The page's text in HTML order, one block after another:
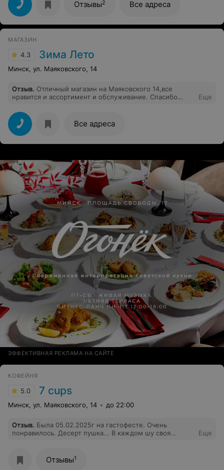
Отзывы2 Все адреса
МАГАЗИН
4.3 Зима Лето
Минск, ул. Маяковского, 14
Отзыв. Отличный магазин на Маяковского 14,все
нравится и ассортимент и обслуживание. Спасибо
Еще
Все адреса
ЭФФЕКТИВНАЯ РЕКЛАМА НА САЙТЕ
КОФЕЙНЯ
5.0 7 cups
Минск, ул. Маяковского, 14 до 22:00
Отзыв. Была 05.02.2025г на гастофесте. Очень
понравилось. Десерт пушка... В каждом шу своя
сладко. Кофе с приятной кислинкой, которая прекрасно
сочетается с десертом. Короче я в восторге.
Еще
Отзывы1